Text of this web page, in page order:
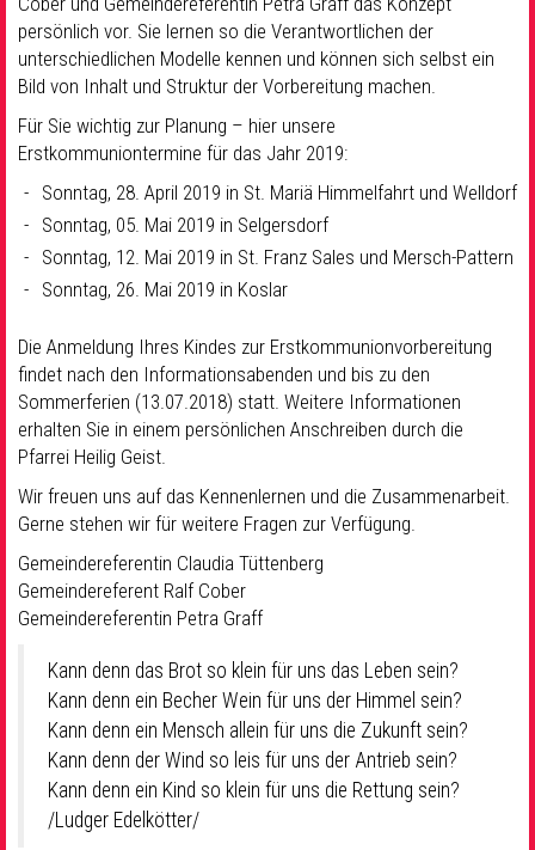
persönlich vor. Sie lernen so die Verantwortlichen der
unterschiedlichen Modelle kennen und können sich selbst ein
Bild von Inhalt und Struktur der Vorbereitung machen.
Für Sie wichtig zur Planung – hier unsere
Erstkommuniontermine für das Jahr 2019:
Sonntag, 28. April 2019 in St. Mariä Himmelfahrt und Welldorf
Sonntag, 05. Mai 2019 in Selgersdorf
Sonntag, 12. Mai 2019 in St. Franz Sales und Mersch-Pattern
Sonntag, 26. Mai 2019 in Koslar
Die Anmeldung Ihres Kindes zur Erstkommunionvorbereitung
findet nach den Informationsabenden und bis zu den
Sommerferien (13.07.2018) statt. Weitere Informationen
erhalten Sie in einem persönlichen Anschreiben durch die
Pfarrei Heilig Geist.
Wir freuen uns auf das Kennenlernen und die Zusammenarbeit.
Gerne stehen wir für weitere Fragen zur Verfügung.
Gemeindereferentin Claudia Tüttenberg
Gemeindereferent Ralf Cober
Gemeindereferentin Petra Graff
Kann denn das Brot so klein für uns das Leben sein?
Kann denn ein Becher Wein für uns der Himmel sein?
Kann denn ein Mensch allein für uns die Zukunft sein?
Kann denn der Wind so leis für uns der Antrieb sein?
Kann denn ein Kind so klein für uns die Rettung sein?
/Ludger Edelkötter/